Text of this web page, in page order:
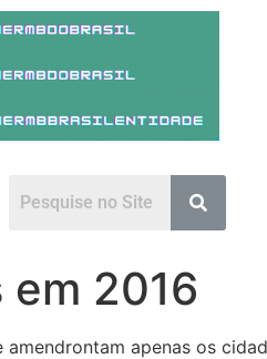
2016
apenas os